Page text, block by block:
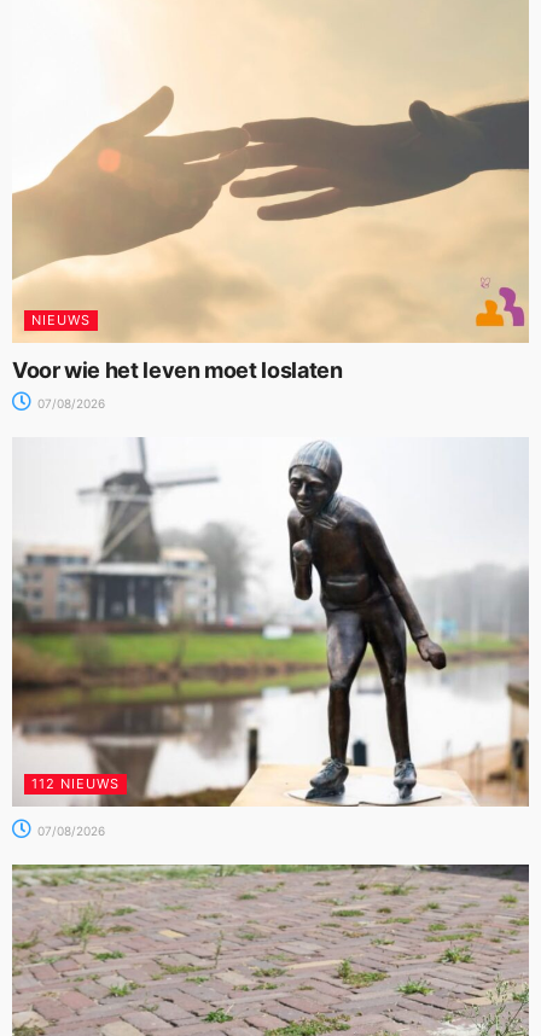
NIEUWS
Voor wie het leven moet loslaten
07/08/2026
112 NIEUWS
07/08/2026